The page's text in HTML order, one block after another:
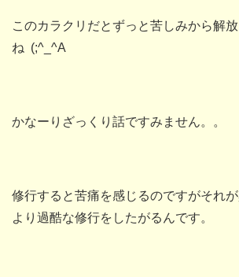
このカラクリだとずっと苦しみから解
ね (;^_^A
かなーりざっくり話ですみません。。
修行すると苦痛を感じるのですがそれ
より過酷な修行をしたがるんです。